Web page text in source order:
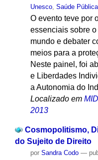
Unesco, Saúde Pública
O evento teve por
essenciais sobre
mundo e debater
meios para a
Neste painel, foi
e Liberdades
a Autonomia do
Localizado em
2013
Cosmopolitismo,
do Sujeito de Direito
por Sandra Codo —